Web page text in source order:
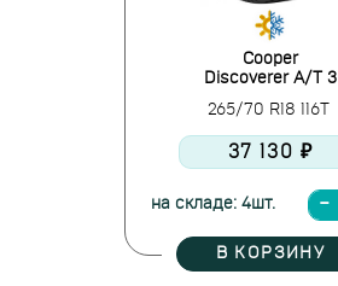
Cooper
Discoverer A/T 3
265/70 R18 116T
37 130 ₽
на складе: 4шт.
В КОРЗИНУ